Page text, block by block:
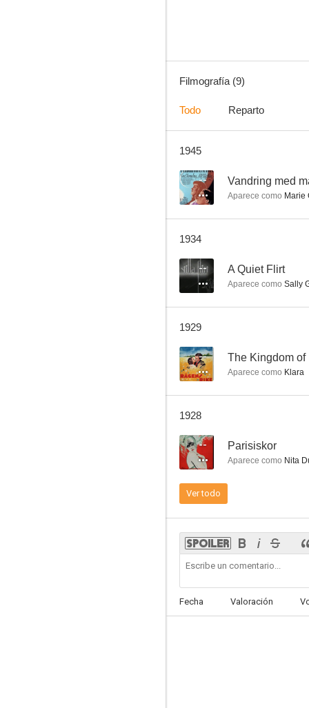
Filmografía (9)
Todo Reparto
1945
-- Vandring med
Aparece como Marie
1934
-- A Quiet Flirt
Aparece como Sally
1929
-- The Kingdom of
Aparece como Klara
1928
-- Parisiskor
Aparece como Nita
Ver todo
Fecha Valoración